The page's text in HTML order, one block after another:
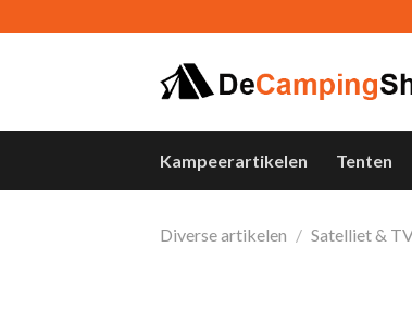
to
Kampeerartikelen Tenten
Diverse artikelen / Satelliet &